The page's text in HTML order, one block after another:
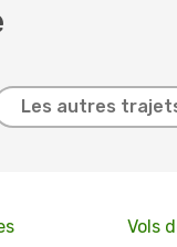
Les autres
Vols